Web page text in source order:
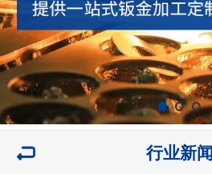
行业新闻